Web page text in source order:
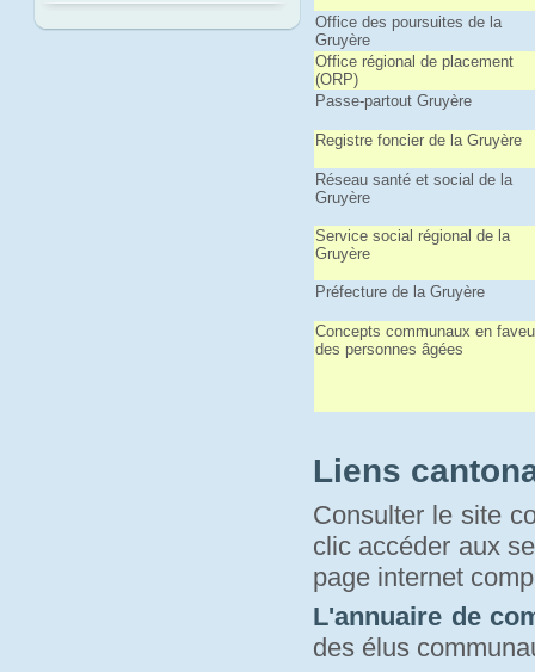
Office des poursuites de la
Gruyère
Office régional de placement
(ORP)
Passe-partout Gruyère
Registre foncier de la Gruyère
Réseau santé et social de la
Gruyère
Service social régional de la
Gruyère
Préfecture de la Gruyère
Concepts communaux en
des personnes âgées
Liens
Consulter le site
clic accéder aux
page internet
L'annuaire de
des élus